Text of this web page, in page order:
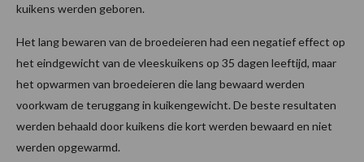
kuikens werden geboren.
Het lang bewaren van de broedeieren had een negatief effect op
het eindgewicht van de vleeskuikens op 35 dagen leeftijd, maar
het opwarmen van broedeieren die lang bewaard werden
voorkwam de teruggang in kuikengewicht. De beste resultaten
werden behaald door kuikens die kort werden bewaard en niet
werden opgewarmd.